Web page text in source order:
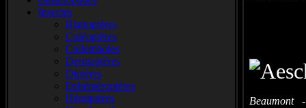
Insectes
Blattoptères
Coléoptères
Collemboles
Dermaptères
Diptères
Ephéméroptères
Hémiptères
Beaumont